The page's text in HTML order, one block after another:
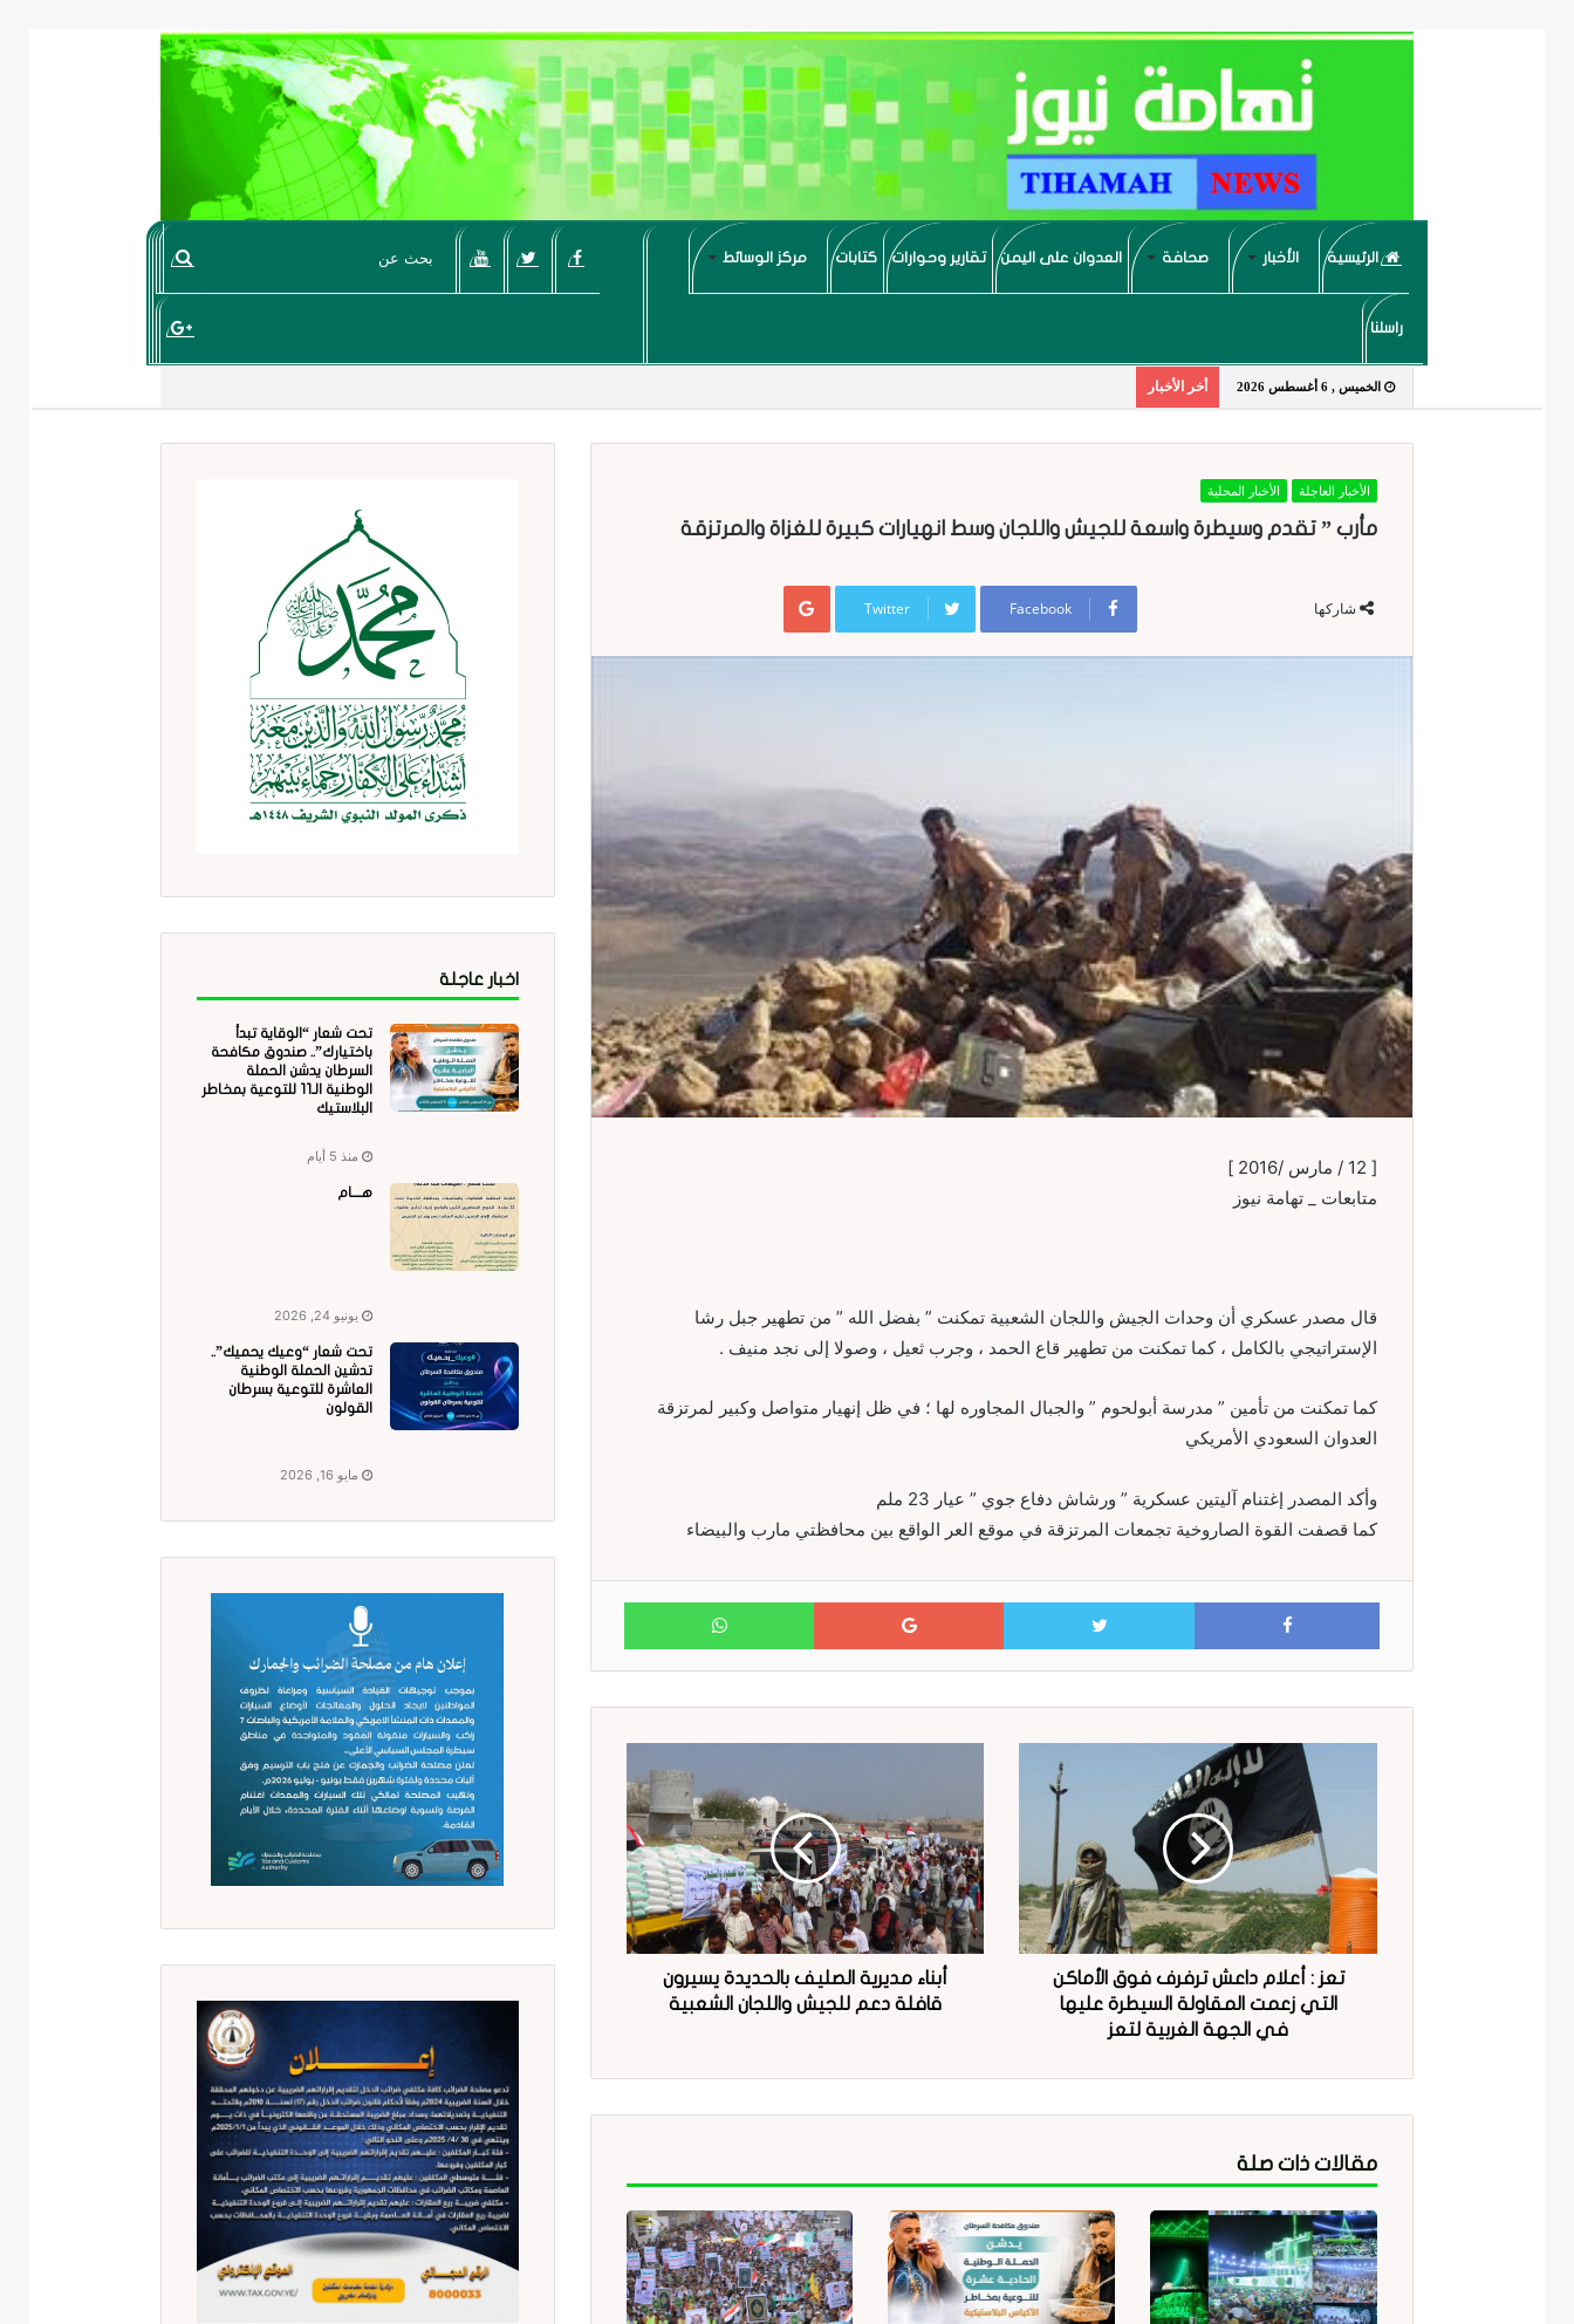
الرئيسية الأخبار صحافة العدوان على اليمن تقارير وحوارات كتابات مركز الوسائط
راسلنا
الخميس , 6 أغسطس 2026 أخر الأخبار
الأخبار العاجلة الأخبار المحلية
مأرب ” تقدم وسيطرة واسعة للجيش واللجان وسط انهيارات كبيرة للغزاة والمرتزقة
شاركها Facebook
Twitter
Google+
[ 12 / مارس /2016 ]
متابعات _ تهامة نيوز
قال مصدر عسكري أن وحدات الجيش واللجان الشعبية تمكنت ” بفضل الله ” من تطهير جبل رشا
الإستراتيجي بالكامل ، كما تمكنت من تطهير قاع الحمد ، وجرب ثعيل ، وصولا إلى نجد منيف .
كما تمكنت من تأمين ” مدرسة أبولحوم ” والجبال المجاوره لها ؛ في ظل إنهيار متواصل وكبير لمرتزقة
العدوان السعودي الأمريكي
وأكد المصدر إغتنام آليتين عسكرية ” ورشاش دفاع جوي ” عيار 23 ملم
كما قصفت القوة الصاروخية تجمعات المرتزقة في موقع العر الواقع بين محافظتي مارب والبيضاء
Facebook
Twitter
Google+
WhatsApp
تعز : أعلام داعش ترفرف فوق الأماكن
التي زعمت المقاولة السيطرة عليها
في الجهة الغربية لتعز
أبناء مديرية الصليف بالحديدة يسيرون
قافلة دعم للجيش واللجان الشعبية
مقالات ذات صلة
اخبار عاجلة
تحت شعار “الوقاية تبدأ
باختيارك”.. صندوق مكافحة
السرطان يدشن الحملة
الوطنية الـ11 للتوعية بمخاطر
البلاستيك
منذ 5 أيام
هــــام
يونيو 24, 2026
تحت شعار “وعيك يحميك”..
تدشين الحملة الوطنية
العاشرة للتوعية بسرطان
القولون
مايو 16, 2026